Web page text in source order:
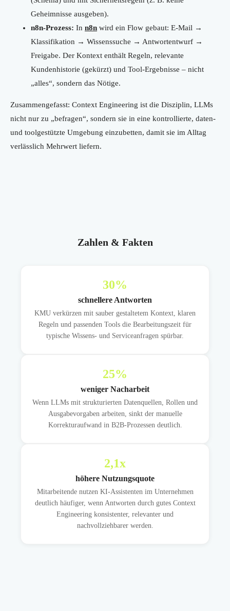
Geheimnisse ausgeben).
n8n-Prozess: In n8n wird ein Flow gebaut: E-Mail →
Klassifikation → Wissenssuche → Antwortentwurf →
Freigabe. Der Kontext enthält Regeln, relevante
Kundenhistorie (gekürzt) und Tool-Ergebnisse – nicht
„alles“, sondern das Nötige.
Zusammengefasst: Context Engineering ist die Disziplin, LLMs
nicht nur zu „befragen“, sondern sie in eine kontrollierte, daten-
und toolgestützte Umgebung einzubetten, damit sie im Alltag
verlässlich Mehrwert liefern.
Zahlen & Fakten
30%
schnellere Antworten
KMU verkürzen mit sauber gestaltetem Kontext, klaren
Regeln und passenden Tools die Bearbeitungszeit für
typische Wissens- und Serviceanfragen spürbar.
25%
weniger Nacharbeit
Wenn LLMs mit strukturierten Datenquellen, Rollen und
Ausgabevorgaben arbeiten, sinkt der manuelle
Korrekturaufwand in B2B-Prozessen deutlich.
2,1x
höhere Nutzungsquote
Mitarbeitende nutzen KI-Assistenten im Unternehmen
deutlich häufiger, wenn Antworten durch gutes Context
Engineering konsistenter, relevanter und
nachvollziehbarer werden.